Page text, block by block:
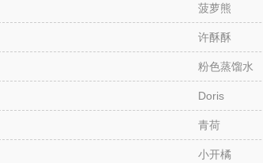
菠萝熊
许酥酥
粉色蒸馏水
Doris
青荷
小开橘